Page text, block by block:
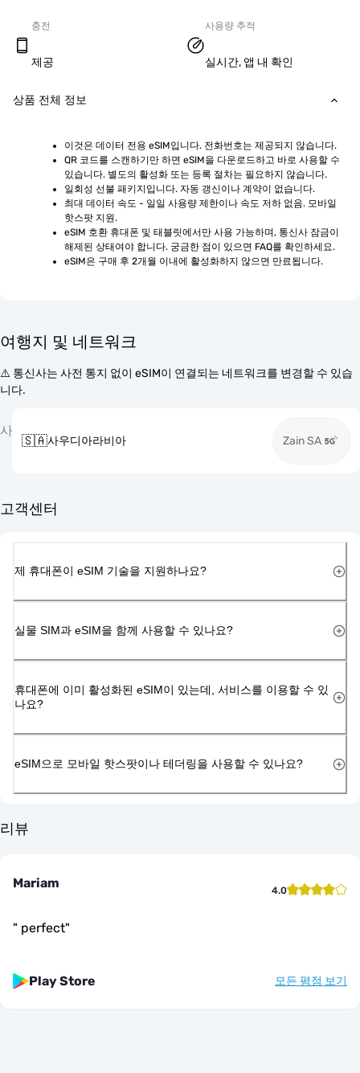
충전
제공
사용량 추적
실시간, 앱 내 확인
상품 전체 정보
이것은 데이터 전용 eSIM입니다. 전화번호는 제공되지 않습니다.
QR 코드를 스캔하기만 하면 eSIM을 다운로드하고 바로 사용할 수
있습니다. 별도의 활성화 또는 등록 절차는 필요하지 않습니다.
일회성 선불 패키지입니다. 자동 갱신이나 계약이 없습니다.
최대 데이터 속도 - 일일 사용량 제한이나 속도 저하 없음. 모바일
핫스팟 지원.
eSIM 호환 휴대폰 및 태블릿에서만 사용 가능하며, 통신사 잠금이
해제된 상태여야 합니다. 궁금한 점이 있으면 FAQ를 확인하세요.
eSIM은 구매 후 2개월 이내에 활성화하지 않으면 만료됩니다.
여행지 및 네트워크
⚠️ 통신사는 사전 통지 없이 eSIM이 연결되는 네트워크를 변경할 수 있습
니다.
사
🇸🇦사우디아라비아 Zain SA
고객센터
제 휴대폰이 eSIM 기술을 지원하나요?
실물 SIM과 eSIM을 함께 사용할 수 있나요?
휴대폰에 이미 활성화된 eSIM이 있는데, 서비스를 이용할 수 있
나요?
eSIM으로 모바일 핫스팟이나 테더링을 사용할 수 있나요?
리뷰
Mariam 4.0
" perfect"
Play Store 모든 평점 보기